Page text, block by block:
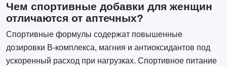
Чем спортивные добавки для женщин
отличаются от аптечных?
Спортивные формулы содержат повышенные
дозировки B-комплекса, магния и антиоксидантов под
ускоренный расход при нагрузках. Спортивное питание